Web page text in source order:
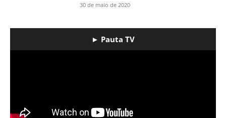
30 de maio de 2020
► Pauta TV